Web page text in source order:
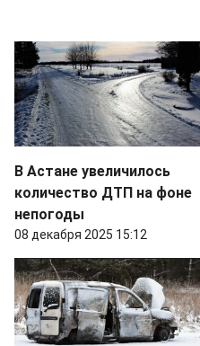
В Астане увеличилось
количество ДТП на фоне
непогоды
08 декабря 2025 15:12